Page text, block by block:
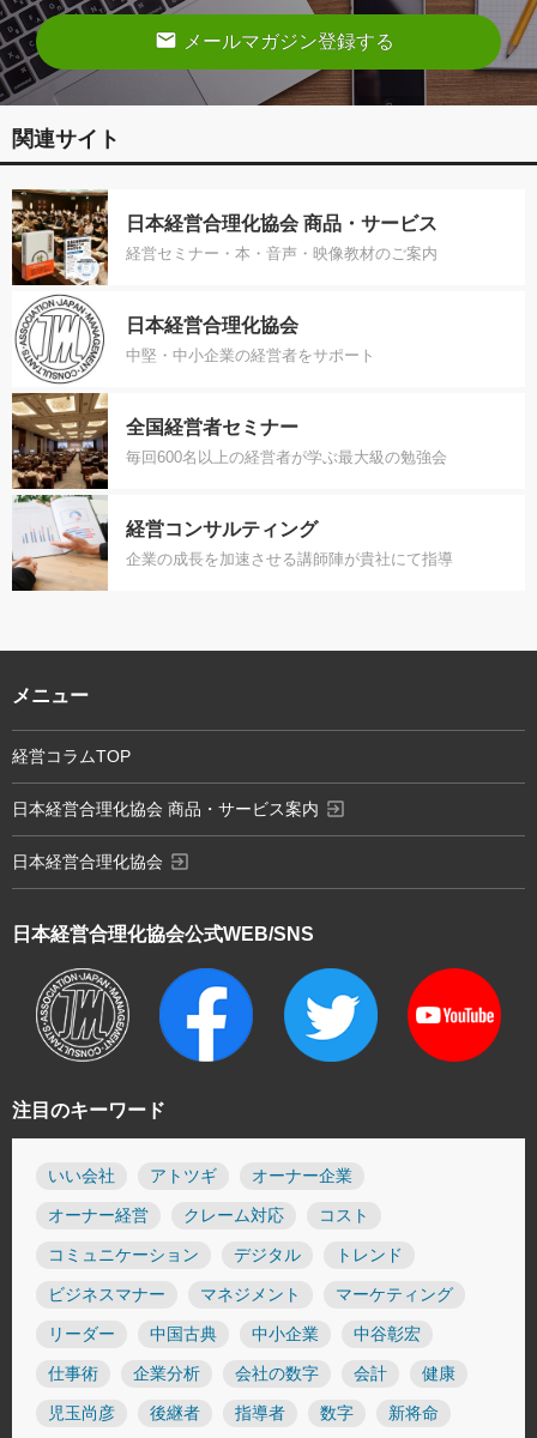
email メールマガジン登録する
関連サイト
日本経営合理化協会 商品・サービス
経営セミナー・本・音声・映像教材のご案内
日本経営合理化協会
中堅・中小企業の経営者をサポート
全国経営者セミナー
毎回600名以上の経営者が学ぶ最大級の勉強会
経営コンサルティング
企業の成長を加速させる講師陣が貴社にて指導
注目のキーワード
いい会社 アトツギ オーナー企業
オーナー経営 クレーム対応 コスト
コミュニケーション デジタル トレンド
ビジネスマナー マネジメント マーケティング
リーダー 中国古典 中小企業 中谷彰宏
仕事術 企業分析 会社の数字 会計 健康
児玉尚彦 後継者 指導者 数字 新将命
日本経営合理化協会公式WEB/SNS
メニュー
経営コラムTOP
日本経営合理化協会 商品・サービス案内 exit_to_app
日本経営合理化協会 exit_to_app